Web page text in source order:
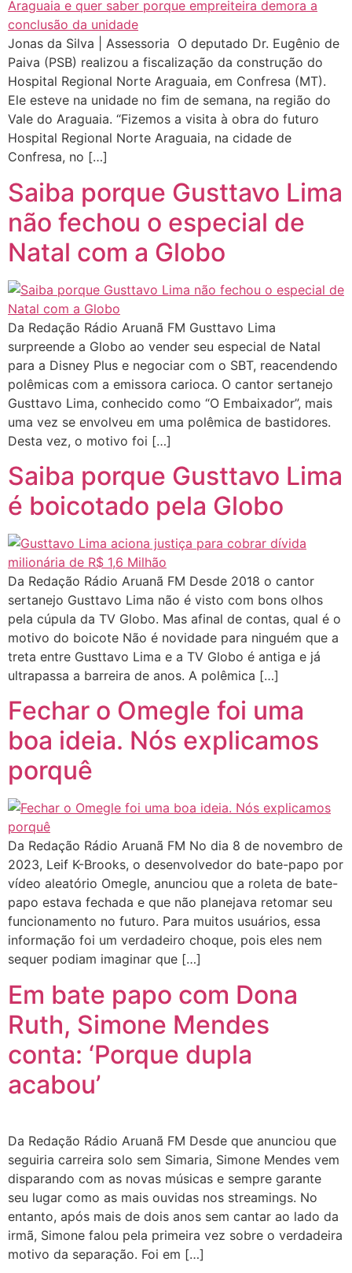
Jonas da Silva | Assessoria O deputado Dr. Eugênio de
Paiva (PSB) realizou a fiscalização da construção do
Hospital Regional Norte Araguaia, em Confresa (MT).
Ele esteve na unidade no fim de semana, na região do
Vale do Araguaia. “Fizemos a visita à obra do futuro
Hospital Regional Norte Araguaia, na cidade de
Confresa, no […]
Saiba porque Gusttavo Lima
não fechou o especial de
Natal com a Globo
Da Redação Rádio Aruanã FM Gusttavo Lima
surpreende a Globo ao vender seu especial de Natal
para a Disney Plus e negociar com o SBT, reacendendo
polêmicas com a emissora carioca. O cantor sertanejo
Gusttavo Lima, conhecido como “O Embaixador”, mais
uma vez se envolveu em uma polêmica de bastidores.
Desta vez, o motivo foi […]
Saiba porque Gusttavo Lima
é boicotado pela Globo
Da Redação Rádio Aruanã FM Desde 2018 o cantor
sertanejo Gusttavo Lima não é visto com bons olhos
pela cúpula da TV Globo. Mas afinal de contas, qual é o
motivo do boicote Não é novidade para ninguém que a
treta entre Gusttavo Lima e a TV Globo é antiga e já
ultrapassa a barreira de anos. A polêmica […]
Fechar o Omegle foi uma
boa ideia. Nós explicamos
porquê
Da Redação Rádio Aruanã FM No dia 8 de novembro de
2023, Leif K-Brooks, o desenvolvedor do bate-papo por
vídeo aleatório Omegle, anunciou que a roleta de bate-
papo estava fechada e que não planejava retomar seu
funcionamento no futuro. Para muitos usuários, essa
informação foi um verdadeiro choque, pois eles nem
sequer podiam imaginar que […]
Em bate papo com Dona
Ruth, Simone Mendes
conta: ‘Porque dupla
acabou’
Da Redação Rádio Aruanã FM Desde que anunciou que
seguiria carreira solo sem Simaria, Simone Mendes vem
disparando com as novas músicas e sempre garante
seu lugar como as mais ouvidas nos streamings. No
entanto, após mais de dois anos sem cantar ao lado da
irmã, Simone falou pela primeira vez sobre o verdadeira
motivo da separação. Foi em […]